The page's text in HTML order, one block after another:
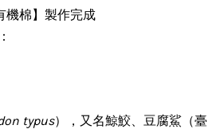
機棉】製作完成
typus），又名鯨鮫、豆腐鯊（臺